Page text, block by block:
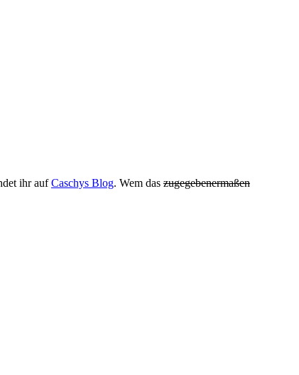
ihr aufCaschys Blog. Wem das zugegebenermaßen